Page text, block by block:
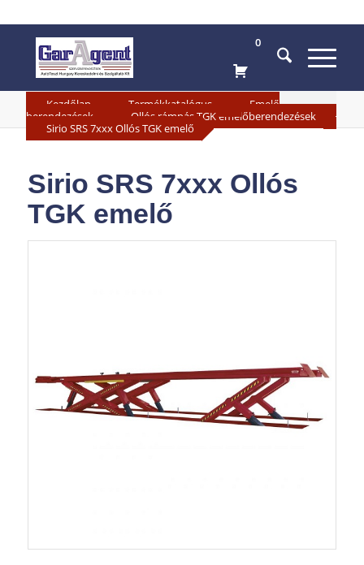
0
Kezdőlap Termékkatalógus
Emelő
berendezések
Ollós rámpás TGK emelőberendezések
Sirio SRS 7xxx Ollós TGK emelő
Sirio SRS 7xxx Ollós
TGK emelő